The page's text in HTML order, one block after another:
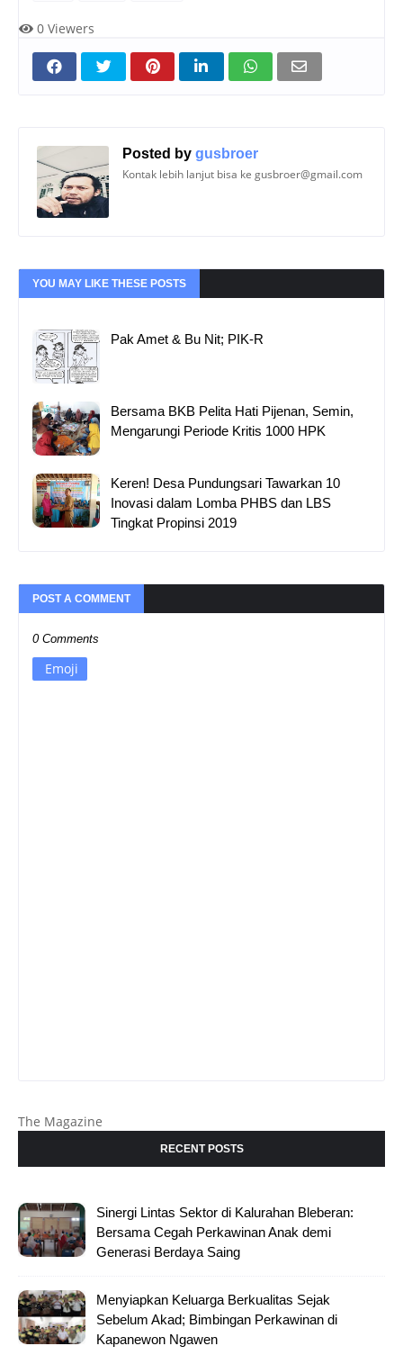
0 Viewers
Posted by gusbroer
Kontak lebih lanjut bisa ke gusbroer@gmail.com
YOU MAY LIKE THESE POSTS
Pak Amet & Bu Nit; PIK-R
Bersama BKB Pelita Hati Pijenan, Semin,
Mengarungi Periode Kritis 1000 HPK
Keren! Desa Pundungsari Tawarkan 10
Inovasi dalam Lomba PHBS dan LBS
Tingkat Propinsi 2019
POST A COMMENT
0 Comments
Emoji
The Magazine
RECENT POSTS
Sinergi Lintas Sektor di Kalurahan Bleberan:
Bersama Cegah Perkawinan Anak demi
Generasi Berdaya Saing
Menyiapkan Keluarga Berkualitas Sejak
Sebelum Akad; Bimbingan Perkawinan di
Kapanewon Ngawen